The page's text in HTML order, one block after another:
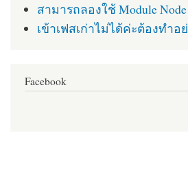
สามารถลองใช้ Module Node
เข้าเฟสเก่าไม่ได้ค่ะต้องทำอย่
Facebook